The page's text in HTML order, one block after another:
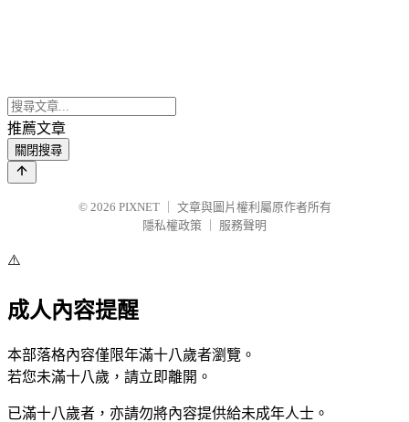
推薦文章
關閉搜尋
© 2026 PIXNET
文章與圖片權利屬原作者所有
隱私權政策
服務聲明
⚠️
成人內容提醒
本部落格內容僅限年滿十八歲者瀏覽。
若您未滿十八歲，請立即離開。
已滿十八歲者，亦請勿將內容提供給未成年人士。